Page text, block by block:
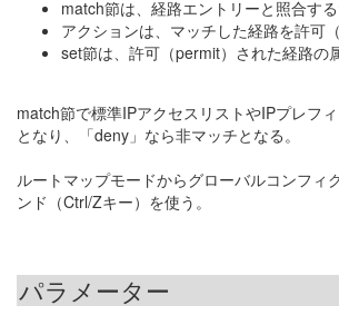
match節は、経路エントリーと照合す
アクションは、マッチした経路を許可
set節は、許可（permit）された経路の
match節で標準IPアクセスリストやIPプレフ
となり、「deny」なら非マッチとなる。
ルートマップモードからグローバルコンフィ
ンド（Ctrl/Zキー）を使う。
パラメーター